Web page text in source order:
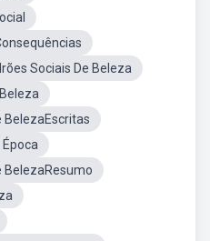
Sociais De Beleza
BelezaEscritas
BelezaResumo